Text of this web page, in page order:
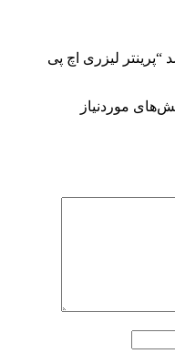
لیزری اچ پی
موردنیاز